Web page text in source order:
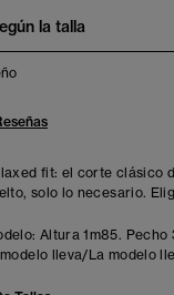
la talla
fit: el corte clásico
solo lo necesario.
Altura 1m85. Pecho
lleva/La modelo